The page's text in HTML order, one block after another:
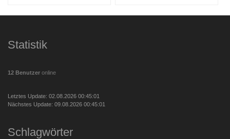
Statistik
12 Benutzer online
Letztes Update: 02.08.2026 00:45:01
Nächstes Update: 09.08.2026 00:45:01
Schlagwörter